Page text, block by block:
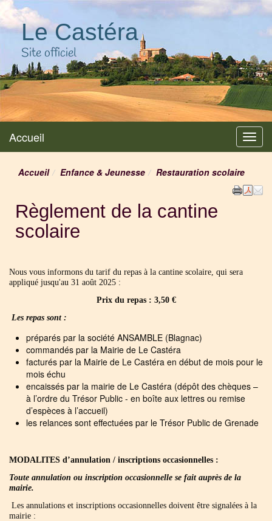
Le Castéra
Site officiel
Menu
Accueil
Accueil Enfance & Jeunesse Restauration scolaire
Règlement de la cantine
scolaire
Nous vous informons du tarif du repas à la cantine scolaire, qui sera
appliqué jusqu'au 31 août 2025 :
Prix du repas : 3,50 €
Les repas sont :
préparés par la société ANSAMBLE (Blagnac)
commandés par la Mairie de Le Castéra
facturés par la Mairie de Le Castéra en début de mois pour le
mois échu
encaissés par la mairie de Le Castéra (dépôt des chèques –
à l’ordre du Trésor Public - en boîte aux lettres ou remise
d’espèces à l’accueil)
les relances sont effectuées par le Trésor Public de Grenade
MODALITES d’annulation / inscriptions occasionnelles :
Toute annulation ou inscription occasionnelle se fait auprès de la
mairie.
Les annulations et inscriptions occasionnelles doivent être signalées à la
mairie :